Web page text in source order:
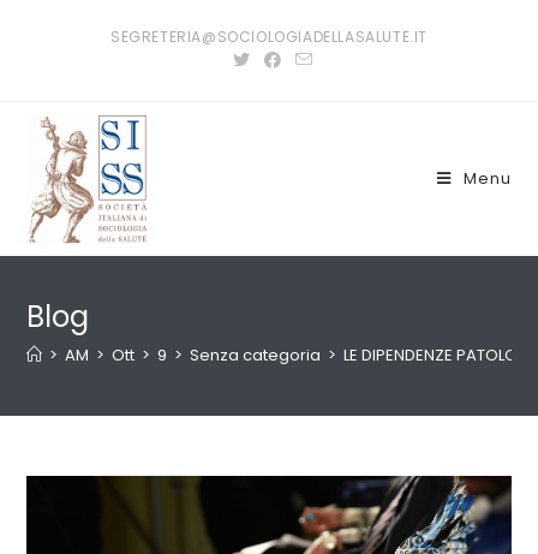
SEGRETERIA@SOCIOLOGIADELLASALUTE.IT
Menu
Blog
> AM > Ott > 9 > Senza categoria > LE DIPENDENZE